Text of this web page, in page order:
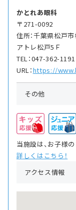
かとれあ眼科
〒271-0092
住所：千葉県松戸
アトレ松戸5Ｆ
TEL：047-362-1191
URL：https://
その他
当施設は、お子様
詳しくはこちら！
アクセス情報